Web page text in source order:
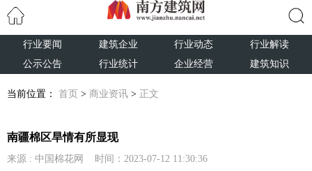
行业要闻 建筑企业 行业动态
行业解读
公示公告
行业统计 企业经营 建筑知识
当前位置： 首页 > 商业资讯 > 正文
南疆棉区旱情有所显现
来源 : 中国棉花网 时间：2023-07-12 11:30:36